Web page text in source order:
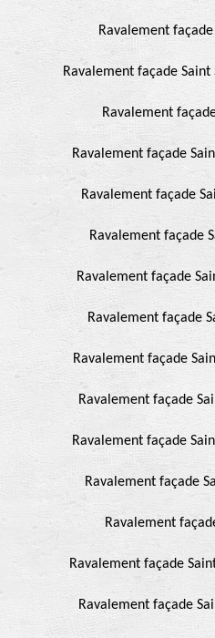
Ravalement
Ravalement façade Saint
Ravalement
Ravalement façade
Ravalement façade
Ravalement façade
Ravalement façade
Ravalement façade
Ravalement façade
Ravalement façade
Ravalement façade
Ravalement façade
Ravalement
Ravalement façade
Ravalement façade